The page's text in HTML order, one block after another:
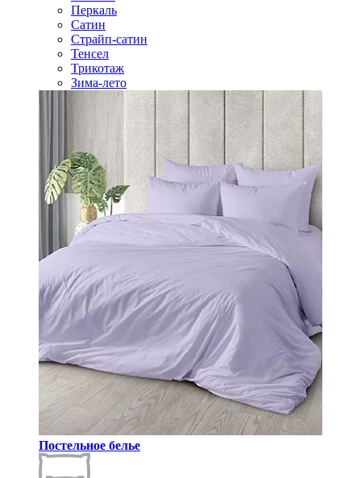
Перкаль
Сатин
Страйп-сатин
Тенсел
Трикотаж
Зима-лето
Постельное белье